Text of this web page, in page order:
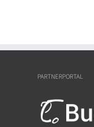
PARTNERPORTAL